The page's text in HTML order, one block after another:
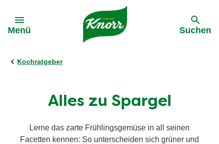
Menü Suchen
Kochratgeber
Alles zu Spargel
Lerne das zarte Frühlingsgemüse in all seinen
Facetten kennen: So unterscheiden sich grüner und